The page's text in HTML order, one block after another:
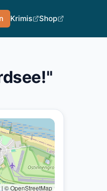
Krimis Shop
|© OpenStreetMap